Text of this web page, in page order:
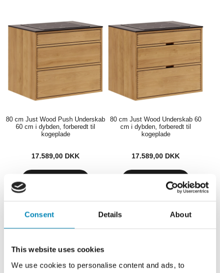
Consent Details About
This website uses cookies
We use cookies to personalise content and ads, to
80 cm Just Wood Push Underskab
60 cm i dybden, forberedt til
kogeplade
17.589,00 DKK
80 cm Just Wood Underskab 60
cm i dybden, forberedt til
kogeplade
17.589,00 DKK